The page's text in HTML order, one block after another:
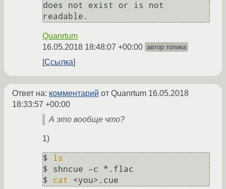
does not exist or is not
Quanrtum
16.05.2018 18:48:07 +00:00 автор топика
Ссылка
Ответ на: комментарий от Quanrtum 16.05.2018
18:33:57 +00:00
А это вообще что?
1)
$ ls
$ shncue -c *.flac
$ cat